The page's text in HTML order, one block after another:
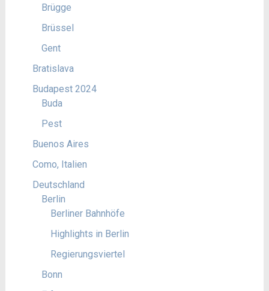
Brügge
Brüssel
Gent
Bratislava
Budapest 2024
Buda
Pest
Buenos Aires
Como, Italien
Deutschland
Berlin
Berliner Bahnhöfe
Highlights in Berlin
Regierungsviertel
Bonn